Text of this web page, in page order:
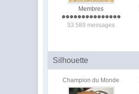
Membres
33 589 messages
Silhouette
Champion du Monde